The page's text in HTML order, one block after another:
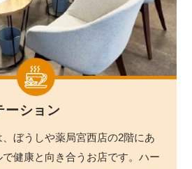
ーション
ぼうしや薬局宮西店の2階にあ
健康と向き合うお店です。ハー